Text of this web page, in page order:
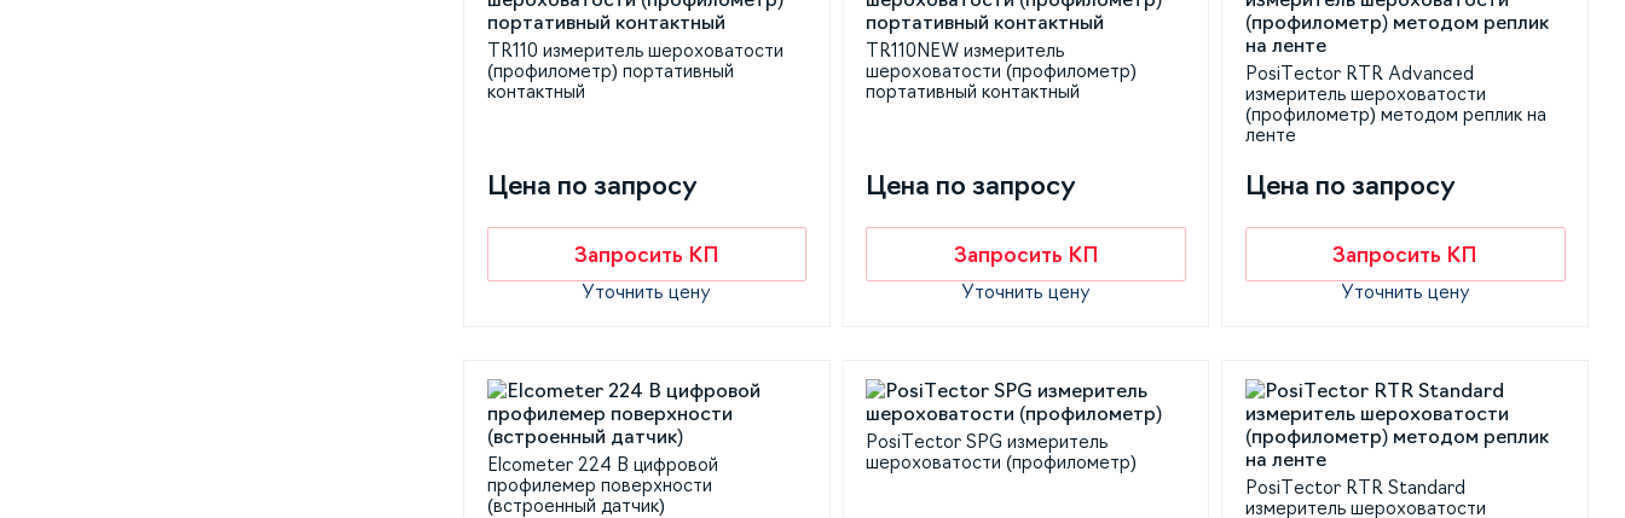
TR110 измеритель шероховатости
(профилометр) портативный
контактный
Цена по запросу
Запросить КП
Уточнить цену
TR110NEW измеритель
шероховатости (профилометр)
портативный контактный
Цена по запросу
Запросить КП
Уточнить цену
PosiTector RTR Advanced
измеритель шероховатости
(профилометр) методом реплик на
ленте
Цена по запросу
Запросить КП
Уточнить цену
Elcometer 224 В цифровой
профилемер поверхности
(встроенный датчик)
PosiTector SPG измеритель
шероховатости (профилометр)
PosiTector RTR Standard
измеритель шероховатости